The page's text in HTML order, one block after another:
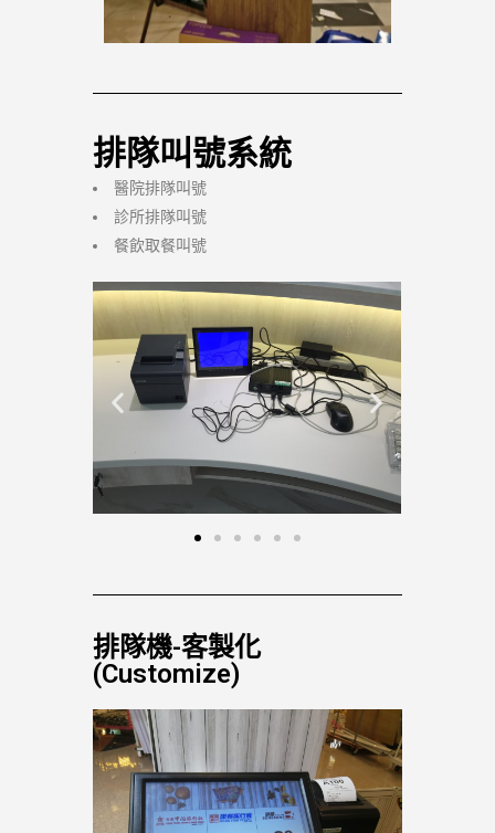
排隊叫號系統
醫院排隊叫號
診所排隊叫號
餐飲取餐叫號
排隊機-客製化
(Customize)